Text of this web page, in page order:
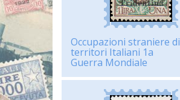
Occupazioni straniere di
territori Italiani 1a
Guerra Mondiale